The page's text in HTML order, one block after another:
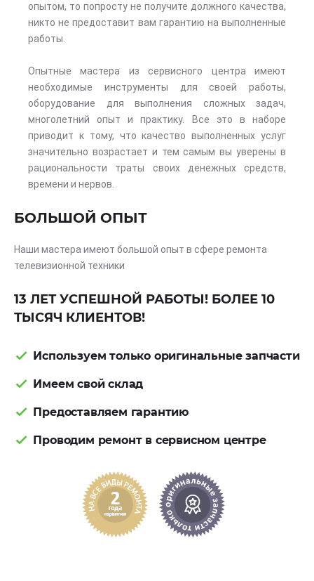
опытом, то попросту не получите должного качества,
никто не предоставит вам гарантию на выполненные
работы.
Опытные мастера из сервисного центра имеют
необходимые инструменты для своей работы,
оборудование для выполнения сложных задач,
многолетний опыт и практику. Все это в наборе
приводит к тому, что качество выполненных услуг
значительно возрастает и тем самым вы уверены в
рациональности траты своих денежных средств,
времени и нервов.
БОЛЬШОЙ ОПЫТ
Наши мастера имеют большой опыт в сфере ремонта
телевизионной техники
13 ЛЕТ УСПЕШНОЙ РАБОТЫ! БОЛЕЕ 10
ТЫСЯЧ КЛИЕНТОВ!
Используем только оригинальные запчасти
Имеем свой склад
Предоставляем гарантию
Проводим ремонт в сервисном центре